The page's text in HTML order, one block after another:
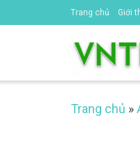
Trang chủ Giới
Trang chủ »